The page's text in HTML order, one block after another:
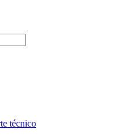
técnico